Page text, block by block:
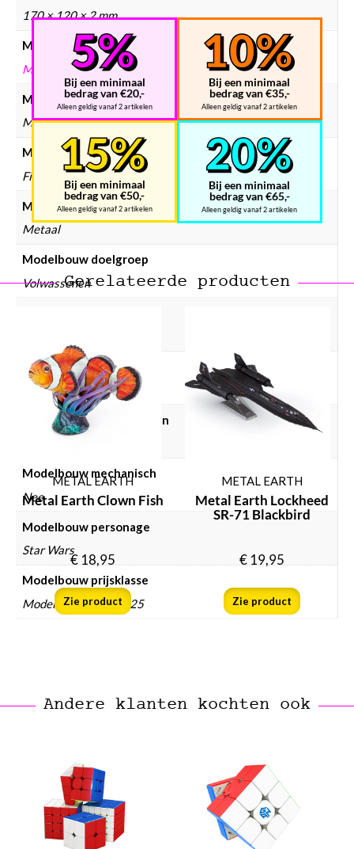
170 × 120 × 2 mm
Merken
METAL EARTH
Modelbouw merken
Metal Earth
Modelbouw collectie
Film
Modelbouw materiaal
Metaal
Modelbouw doelgroep
Volwassenen
Modelbouw incl. verf
Nee
Modelbouw lijm gebruiken
Modelbouw mechanisch
Nee
Modelbouw personage
Star Wars
Modelbouw prijsklasse
Modelbouw € 10 – € 25
Bij een minimaal
bedrag van €20,-
Alleen geldig vanaf 2 artikelen
Bij een minimaal
bedrag van €35,-
Alleen geldig vanaf 2 artikelen
Bij een minimaal
bedrag van €50,-
Alleen geldig vanaf 2 artikelen
Bij een minimaal
bedrag van €65,-
Alleen geldig vanaf 2 artikelen
Gerelateerde producten
METAL EARTH
Metal Earth Clown Fish
€18,95
Zie product
METAL EARTH
Metal Earth Lockheed
SR-71 Blackbird
€19,95
Zie product
Andere klanten kochten ook